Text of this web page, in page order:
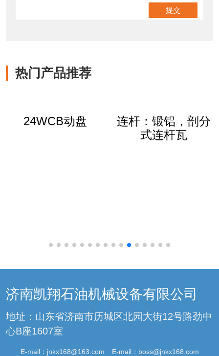
热门产品推荐
24WCB动盘
连杆：锻铝，剖分
式连杆瓦
济南凯翔石油机械设备有限公司
地址：山东省济南市历城区北园大街12号路劲中
心B座1607室
E-mail： jnkx168@163.com E-mail： boss@jnkx168.com